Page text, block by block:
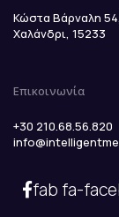
Κώστα Βάρναλη 54,
Χαλάνδρι, 15233
Επικοινωνία
+30 210.68.56.820
fab fa-